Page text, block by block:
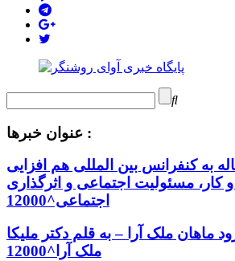
عنوان خبرها :
به کنفرانس بین المللی هم افزایی
مسئولیت اجتماعی و اثرگذاری
اجتماعی^12000
ماهان ملک آرا – به قلم دکتر ملیکا
ملک آرا^12000